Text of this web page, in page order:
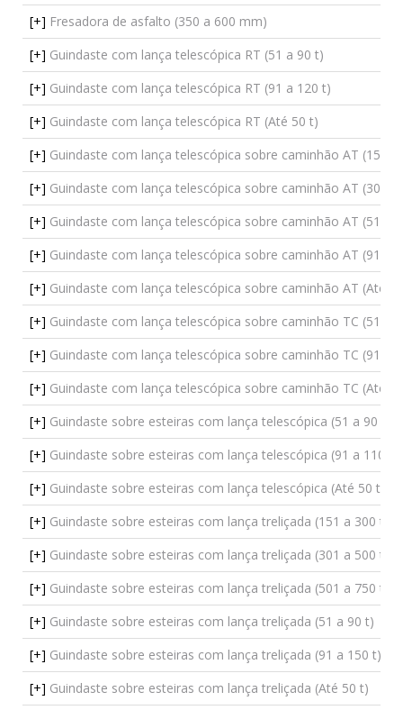
[+] Fresadora de asfalto (350 a 600 mm)
[+] Guindaste com lança telescópica RT (51 a 90 t)
[+] Guindaste com lança telescópica RT (91 a 120 t)
[+] Guindaste com lança telescópica RT (Até 50 t)
[+] Guindaste com lança telescópica sobre caminhão AT (151 a
[+] Guindaste com lança telescópica sobre caminhão AT (301 a
[+] Guindaste com lança telescópica sobre caminhão AT (51 a
[+] Guindaste com lança telescópica sobre caminhão AT (91 a
[+] Guindaste com lança telescópica sobre caminhão AT (Até
[+] Guindaste com lança telescópica sobre caminhão TC (51 a
[+] Guindaste com lança telescópica sobre caminhão TC (91 a
[+] Guindaste com lança telescópica sobre caminhão TC (Até
[+] Guindaste sobre esteiras com lança telescópica (51 a 90 t)
[+] Guindaste sobre esteiras com lança telescópica (91 a 110 t)
[+] Guindaste sobre esteiras com lança telescópica (Até 50 t)
[+] Guindaste sobre esteiras com lança treliçada (151 a 300 t)
[+] Guindaste sobre esteiras com lança treliçada (301 a 500 t)
[+] Guindaste sobre esteiras com lança treliçada (501 a 750 t)
[+] Guindaste sobre esteiras com lança treliçada (51 a 90 t)
[+] Guindaste sobre esteiras com lança treliçada (91 a 150 t)
[+] Guindaste sobre esteiras com lança treliçada (Até 50 t)